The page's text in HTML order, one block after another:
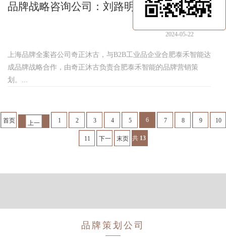
品牌战略咨询公司：刘路明谈品牌战略的两
2024-05-22
上海品牌全案咨公司奇正沐古，与B2B工业品企业合肥泰禾智能达
成品牌战略合作，由奇正沐古负责合肥泰禾智能的品牌营销策
划。...
首页 上一 1 2 3 4 5 6 7 8 9 10
11 下一 末页 共 13页
品牌策划公司